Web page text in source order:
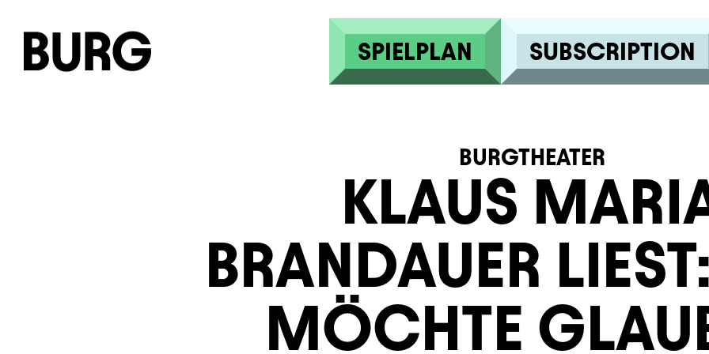
SPIELPLAN SUBSCRIPTION
KLAUS
BRANDAUER
MÖCHTE
BURGTHEATER